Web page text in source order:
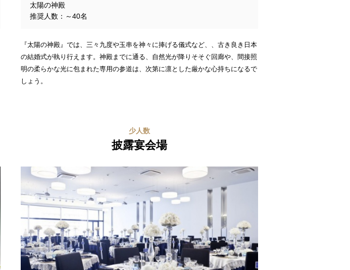
太陽の神殿
推奨人数：～40名
『太陽の神殿』では、三々九度や玉串を神々に捧げる儀式など、、古き良き日本
の結婚式が執り行えます。神殿までに通る、自然光が降りそそぐ回廊や、間接照
明の柔らかな光に包まれた専用の参道は、次第に凛とした厳かな心持ちになるで
しょう。
少人数
披露宴会場